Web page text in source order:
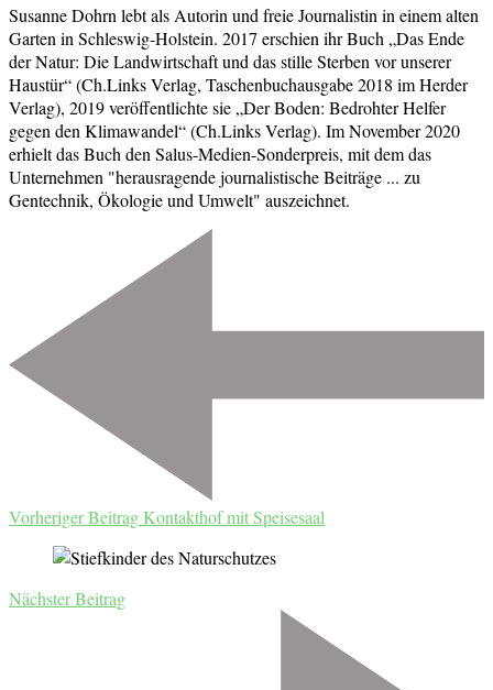
Susanne Dohrn lebt als Autorin und freie Journalistin in einem alten
Garten in Schleswig-Holstein. 2017 erschien ihr Buch „Das Ende
der Natur: Die Landwirtschaft und das stille Sterben vor unserer
Haustür“ (Ch.Links Verlag, Taschenbuchausgabe 2018 im Herder
Verlag), 2019 veröffentlichte sie „Der Boden: Bedrohter Helfer
gegen den Klimawandel“ (Ch.Links Verlag). Im November 2020
erhielt das Buch den Salus-Medien-Sonderpreis, mit dem das
Unternehmen "herausragende journalistische Beiträge ... zu
Gentechnik, Ökologie und Umwelt" auszeichnet.
Beitragsnavigation
Vorheriger Beitrag Kontakthof mit Speisesaal
Nächster Beitrag